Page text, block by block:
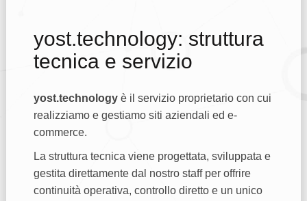
yost.technology: struttura
tecnica e servizio
yost.technologyè il servizio proprietario con cui
realizziamo e gestiamo siti aziendali ed e-
commerce.
La struttura tecnica viene progettata, sviluppata e
gestita direttamente dal nostro staff per offrire
continuità operativa, controllo diretto e un unico